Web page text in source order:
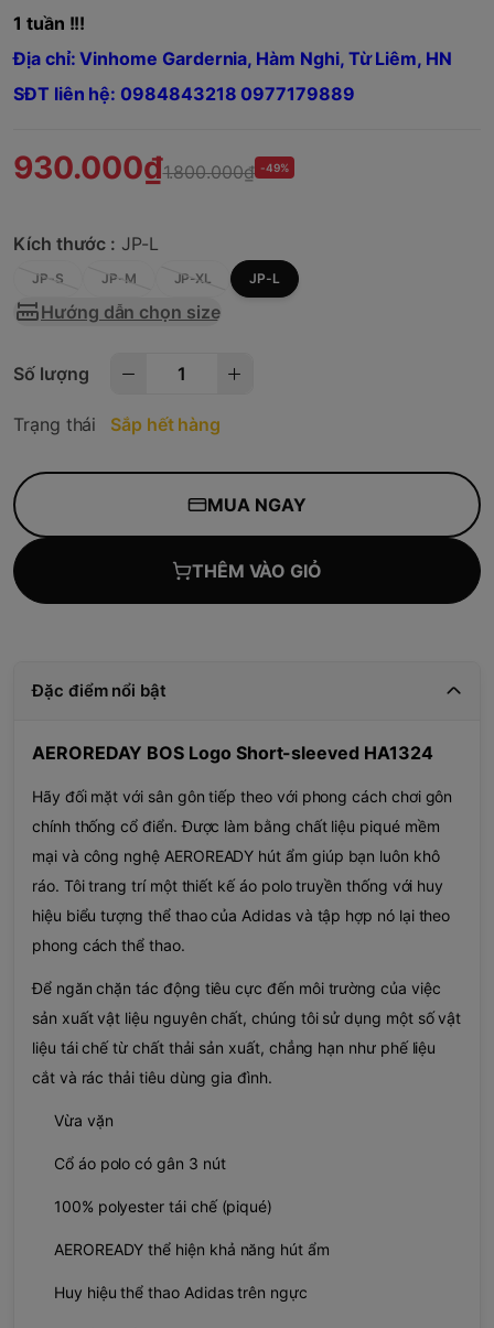
1 tuần !!!
Địa chỉ: Vinhome Gardernia, Hàm Nghi, Từ Liêm, HN
SĐT liên hệ: 0984843218 0977179889
930.000₫1.800.000₫ -49%
Kích thước : JP-L
JP-S JP-M JP-XL JP-L
Hướng dẫn chọn size
Số lượng
Trạng thái Sắp hết hàng
MUA NGAY
THÊM VÀO GIỎ
Đặc điểm nổi bật
AEROREDAY BOS Logo Short-sleeved HA1324
Hãy đối mặt với sân gôn tiếp theo với phong cách chơi gôn
chính thống cổ điển. Được làm bằng chất liệu piqué mềm
mại và công nghệ AEROREADY hút ẩm giúp bạn luôn khô
ráo. Tôi trang trí một thiết kế áo polo truyền thống với huy
hiệu biểu tượng thể thao của Adidas và tập hợp nó lại theo
phong cách thể thao.
Để ngăn chặn tác động tiêu cực đến môi trường của việc
sản xuất vật liệu nguyên chất, chúng tôi sử dụng một số vật
liệu tái chế từ chất thải sản xuất, chẳng hạn như phế liệu
cắt và rác thải tiêu dùng gia đình.
Vừa vặn
Cổ áo polo có gân 3 nút
100% polyester tái chế (piqué)
AEROREADY thể hiện khả năng hút ẩm
Huy hiệu thể thao Adidas trên ngực